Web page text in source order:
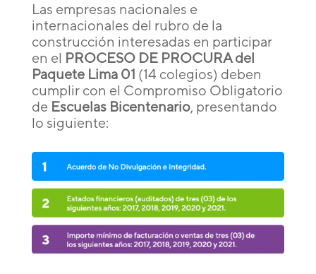
Las empresas nacionales e
internacionales del rubro de la
construcción interesadas en participar
en el PROCESO DE PROCURA del
Paquete Lima 01 (14 colegios) deben
cumplir con el Compromiso Obligatorio
de Escuelas Bicentenario, presentando
lo siguiente: